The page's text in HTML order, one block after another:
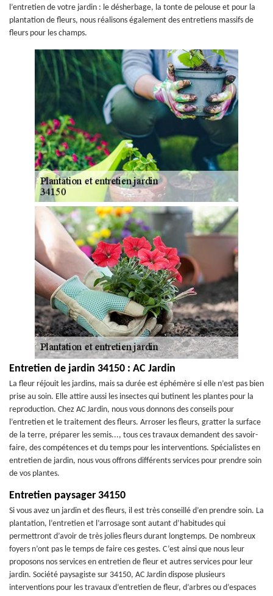
l’entretien de votre jardin : le désherbage, la tonte de pelouse et pour la
plantation de fleurs, nous réalisons également des entretiens massifs de
fleurs pour les champs.
Entretien de jardin 34150 : AC Jardin
La fleur réjouit les jardins, mais sa durée est éphémère si elle n’est pas bien
prise au soin. Elle attire aussi les insectes qui butinent les plantes pour la
reproduction. Chez AC Jardin, nous vous donnons des conseils pour
l’entretien et le traitement des fleurs. Arroser les fleurs, gratter la surface
de la terre, préparer les semis..., tous ces travaux demandent des savoir-
faire, des compétences et du temps pour les interventions. Spécialistes en
entretien de jardin, nous vous offrons différents services pour prendre soin
de vos plantes.
Entretien paysager 34150
Si vous avez un jardin et des fleurs, il est très conseillé d’en prendre soin. La
plantation, l’entretien et l’arrosage sont autant d’habitudes qui
permettront d’avoir de très jolies fleurs durant longtemps. De nombreux
foyers n’ont pas le temps de faire ces gestes. C’est ainsi que nous leur
proposons nos services en entretien de fleur et autres services pour leur
jardin. Société paysagiste sur 34150, AC Jardin dispose plusieurs
interventions pour les travaux d’entretien de fleur, d’arbres ou d’espaces